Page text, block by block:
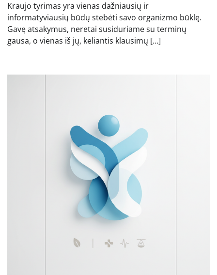
Kraujo tyrimas yra vienas dažniausių ir
informatyviausių būdų stebėti savo organizmo būklę.
Gavę atsakymus, neretai susiduriame su terminų
gausa, o vienas iš jų, keliantis klausimų […]